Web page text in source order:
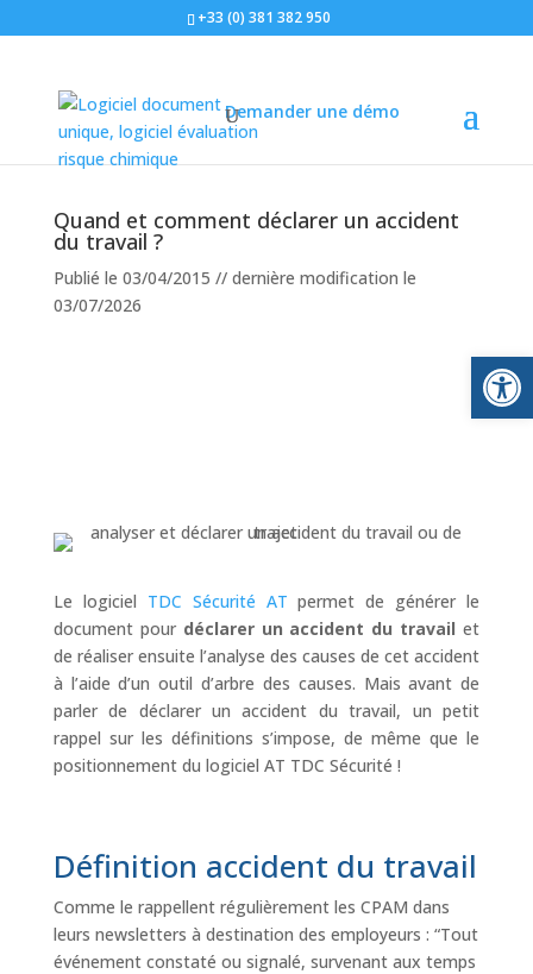
+33 (0) 381 382 950
Demander une démo
»Le blog»Réglementation»Quand et comment
déclarer un accident du travail ?
Quand et comment déclarer un accident
du travail ?
Publié le 03/04/2015 // dernière modification le
03/07/2026
Le logiciel TDC Sécurité AT permet de générer le
document pour déclarer un accident du travail et
de réaliser ensuite l’analyse des causes de cet accident
à l’aide d’un outil d’arbre des causes. Mais avant de
parler de déclarer un accident du travail, un petit
rappel sur les définitions s’impose, de même que le
positionnement du logiciel AT TDC Sécurité !
Définition accident du travail
Comme le rappellent régulièrement les CPAM dans
leurs newsletters à destination des employeurs : “Tout
événement constaté ou signalé, survenant aux temps
Ouvrir